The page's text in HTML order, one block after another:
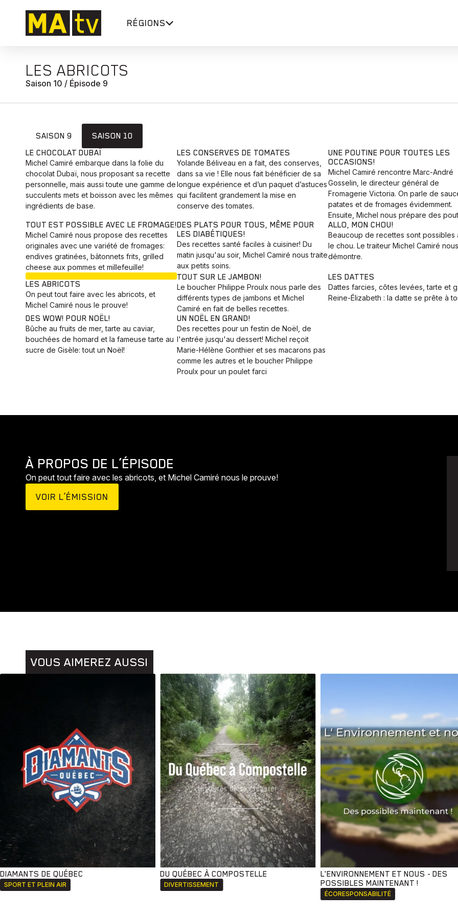
RÉGIONS
LES ABRICOTS
Saison 10 / Épisode 9
SAISON 9
SAISON 10
LE CHOCOLAT DUBAÏ
Michel Camiré embarque dans la folie du
chocolat Dubaï, nous proposant sa recette
personnelle, mais aussi toute une gamme de
succulents mets et boisson avec les mêmes
ingrédients de base.
LES CONSERVES DE TOMATES
Yolande Béliveau en a fait, des conserves,
dans sa vie ! Elle nous fait bénéficier de sa
longue expérience et d’un paquet d’astuces
qui facilitent grandement la mise en
conserve des tomates.
UNE POUTINE POUR TOUTES LES
OCCASIONS!
Michel Camiré rencontre Marc-André
Gosselin, le directeur général de
Fromagerie Victoria. On parle de
patates et de fromages évidemment.
Ensuite, Michel nous prépare des
TOUT EST POSSIBLE AVEC LE FROMAGE!
Michel Camiré nous propose des recettes
originales avec une variété de fromages:
endives gratinées, bâtonnets frits, grilled
cheese aux pommes et millefeuille!
DES PLATS POUR TOUS, MÊME POUR
LES DIABÉTIQUES!
Des recettes santé faciles à cuisiner! Du
matin jusqu'au soir, Michel Camiré nous traite
aux petits soins.
ALLO, MON CHOU!
Beaucoup de recettes sont possibles
le chou. Le traiteur Michel Camiré
démontre.
LES ABRICOTS
On peut tout faire avec les abricots, et
Michel Camiré nous le prouve!
TOUT SUR LE JAMBON!
Le boucher Philippe Proulx nous parle des
différents types de jambons et Michel
Camiré en fait de belles recettes.
LES DATTES
Dattes farcies, côtes levées, tarte et
Reine-Élizabeth : la datte se prête à
DES WOW! POUR NOËL!
Bûche au fruits de mer, tarte au caviar,
bouchées de homard et la fameuse tarte au
sucre de Gisèle: tout un Noël!
UN NOËL EN GRAND!
Des recettes pour un festin de Noël, de
l'entrée jusqu'au dessert! Michel reçoit
Marie-Hélène Gonthier et ses macarons pas
comme les autres et le boucher Philippe
Proulx pour un poulet farci
À PROPOS DE L’ÉPISODE
On peut tout faire avec les abricots, et Michel Camiré nous le prouve!
VOIR L’ÉMISSION
VOUS AIMEREZ AUSSI
DIAMANTS DE QUÉBEC
SPORT ET PLEIN AIR
DU QUÉBEC À COMPOSTELLE
DIVERTISSEMENT
L'ENVIRONNEMENT ET NOUS - DES
POSSIBLES MAINTENANT !
ÉCORESPONSABILITÉ